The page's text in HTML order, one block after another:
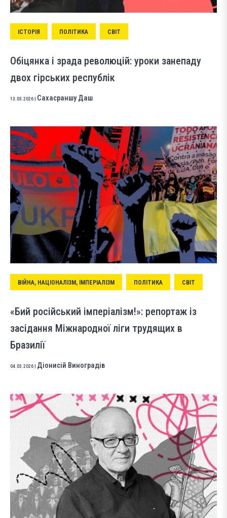
ІСТОРІЯ ПОЛІТИКА СВІТ
Обіцянка і зрада революцій: уроки занепаду
двох гірських республік
13.03.2026 Сахасраншу Даш
ВІЙНА, НАЦІОНАЛІЗМ, ІМПЕРІАЛІЗМ ПОЛІТИКА СВІТ
«Бий російський імперіалізм!»: репортаж із
засідання Міжнародної ліги трудящих в
Бразилії
04.03.2026 Діонисій Виноградів